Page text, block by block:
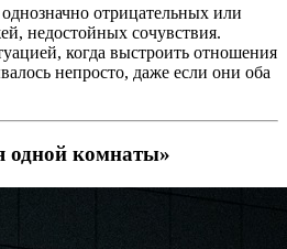
однозначно отрицательных или
недостойных сочувствия.
когда выстроить отношения
непросто, даже если они оба
одной комнаты»